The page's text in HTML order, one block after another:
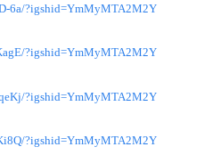
6a/?igshid=YmMyMTA2M2Y=
?igshid=YmMyMTA2M2Y=
?igshid=YmMyMTA2M2Y=
?igshid=YmMyMTA2M2Y=